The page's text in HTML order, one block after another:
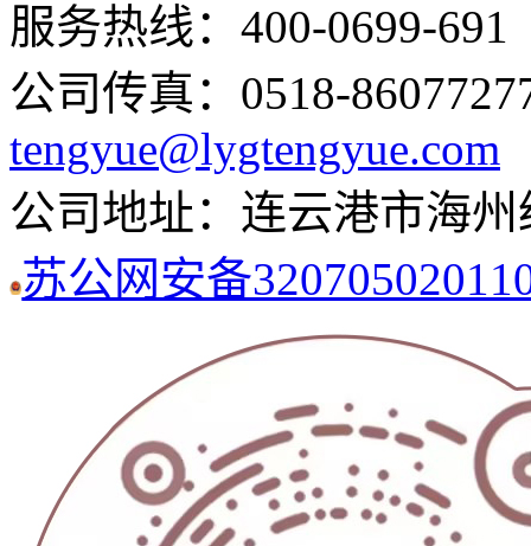
服务热线：400-0699-691
公司传真：0518-
tengyue@lygtengyue.com
公司地址：连云港市海
苏公网安备